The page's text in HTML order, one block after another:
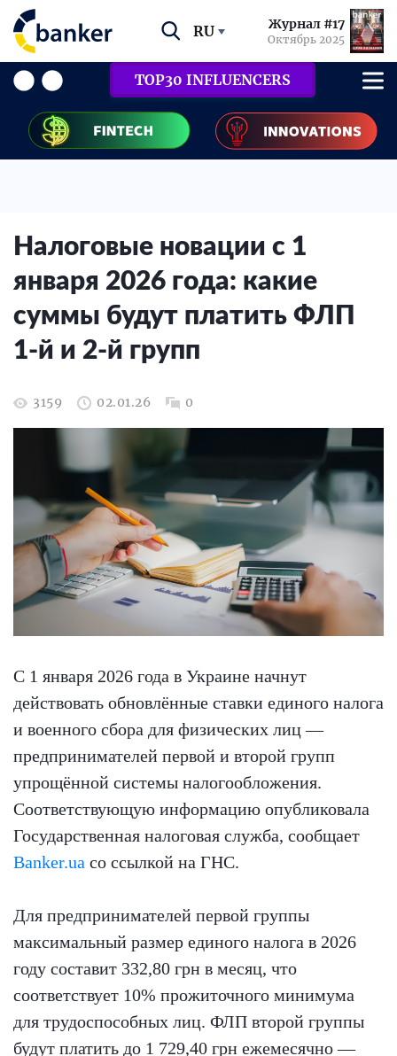
RU Журнал #17
Октябрь 2025
TOP30 INFLUENCERS
Налоговые новации с 1
января 2026 года: какие
суммы будут платить ФЛП
1-й и 2-й групп
3159 02.01.26 0
С 1 января 2026 года в Украине начнут
действовать обновлённые ставки единого налога
и военного сбора для физических лиц —
предпринимателей первой и второй групп
упрощённой системы налогообложения.
Соответствующую информацию опубликовала
Государственная налоговая служба, сообщает
Banker.ua со ссылкой на ГНС.
Для предпринимателей первой группы
максимальный размер единого налога в 2026
году составит 332,80 грн в месяц, что
соответствует 10% прожиточного минимума
для трудоспособных лиц. ФЛП второй группы
будут платить до 1 729,40 грн ежемесячно —